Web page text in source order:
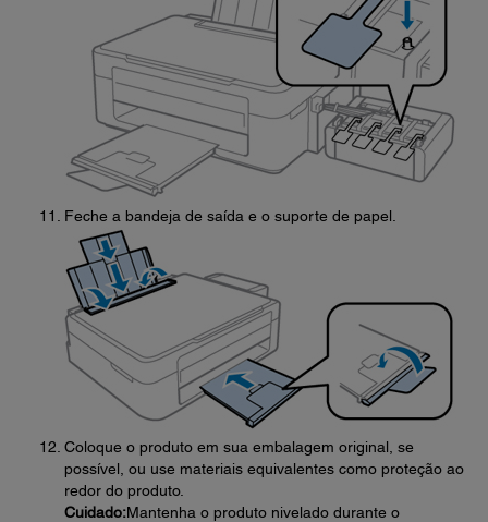
Feche a bandeja de saída e o suporte de papel.
Coloque o produto em sua embalagem original, se
possível, ou use materiais equivalentes como proteção ao
redor do produto.
Cuidado:Mantenha o produto nivelado durante o